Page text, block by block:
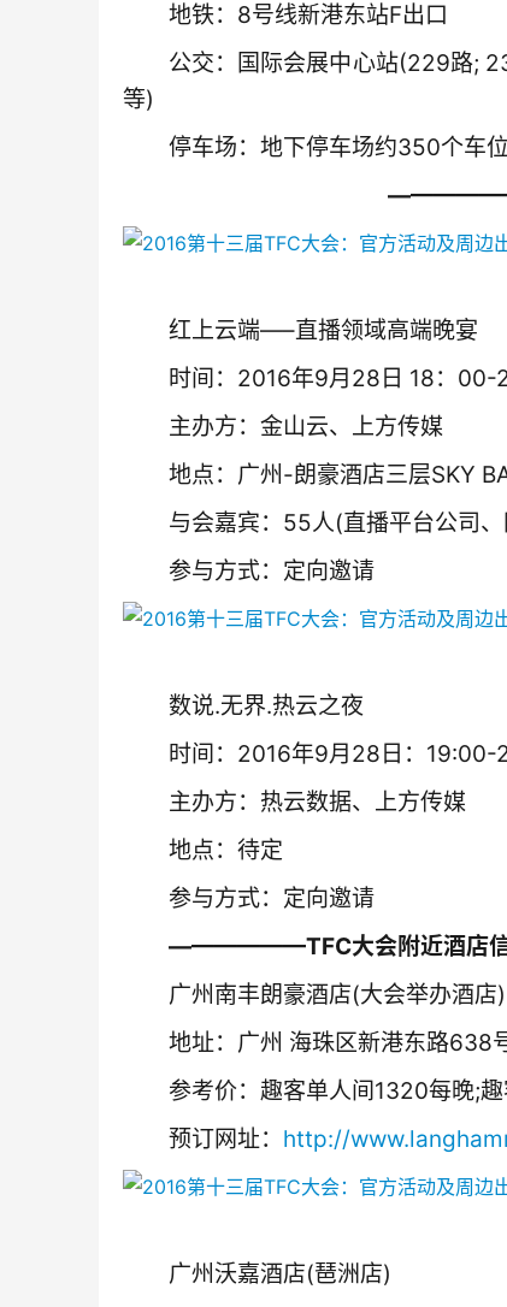
地铁：8号线新港东站F出口
公交：国际会展中心站(229路;
等)
停车场：地下停车场约350个车位
红上云端—–直播领域高端晚宴
时间：2016年9月28日 18：00-
主办方：金山云、上方传媒
地点：广州-朗豪酒店三层SKY
与会嘉宾：55人(直播平台公司、
参与方式：定向邀请
数说.无界.热云之夜
时间：2016年9月28日：19:00-
主办方：热云数据、上方传媒
地点：待定
参与方式：定向邀请
——————TFC大会附近酒
广州南丰朗豪酒店(大会举办酒店)
地址：广州 海珠区新港东路638
参考价：趣客单人间1320每晚;趣
预订网址： http://
广州沃嘉酒店(琶洲店)